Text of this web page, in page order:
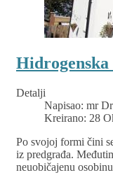
Hidrogenska
Detalji
Napisao: mr
Kreirano: 28
Po svojoj formi čini
iz predgrađa.
neuobičajenu